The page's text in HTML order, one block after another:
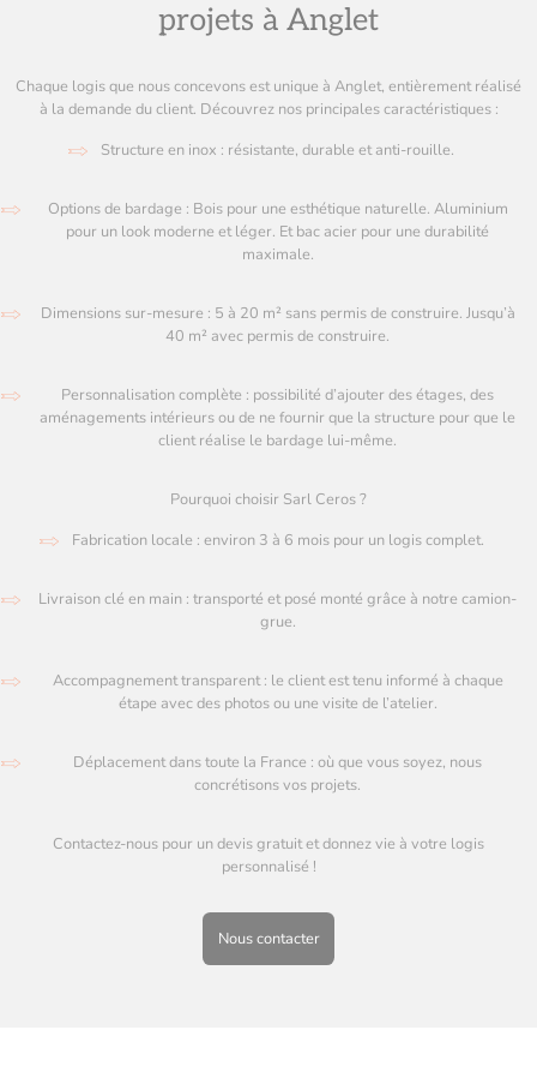
projets à Anglet
Chaque logis que nous concevons est unique à Anglet, entièrement réalisé
à la demande du client. Découvrez nos principales caractéristiques :
Structure en inox : résistante, durable et anti-rouille.
Options de bardage : Bois pour une esthétique naturelle. Aluminium
pour un look moderne et léger. Et bac acier pour une durabilité
maximale.
Dimensions sur-mesure : 5 à 20 m² sans permis de construire. Jusqu’à
40 m² avec permis de construire.
Personnalisation complète : possibilité d’ajouter des étages, des
aménagements intérieurs ou de ne fournir que la structure pour que le
client réalise le bardage lui-même.
Pourquoi choisir Sarl Ceros ?
Fabrication locale : environ 3 à 6 mois pour un logis complet.
Livraison clé en main : transporté et posé monté grâce à notre camion-
grue.
Accompagnement transparent : le client est tenu informé à chaque
étape avec des photos ou une visite de l’atelier.
Déplacement dans toute la France : où que vous soyez, nous
concrétisons vos projets.
Contactez-nous pour un devis gratuit et donnez vie à votre logis
personnalisé !
Nous contacter